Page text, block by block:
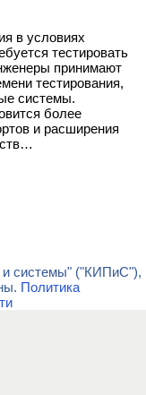
в условиях
тестировать
принимают
тестирования,
системы.
более
и расширения
и системы" ("КИПиС"),
Политика